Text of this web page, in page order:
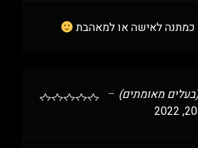
כמתנה לאישה או למאהבת
מאומתים) –